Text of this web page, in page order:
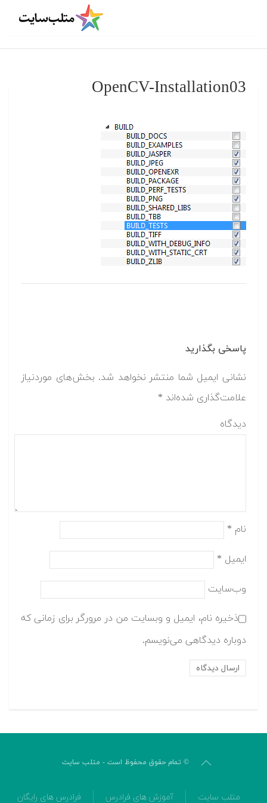
OpenCV-Installation03
پاسخی بگذارید
نشانی ایمیل شما منتشر نخواهد شد. بخش‌های موردنیاز
علامت‌گذاری شده‌اند *
دیدگاه
نام *
ایمیل *
وب‌سایت
ذخیره نام، ایمیل و وبسایت من در مرورگر برای زمانی که
دوباره دیدگاهی می‌نویسم.
© تمام حقوق محفوظ است - متلب سایت
متلب سایت آموزش های فرادرس فرادرس های رایگان